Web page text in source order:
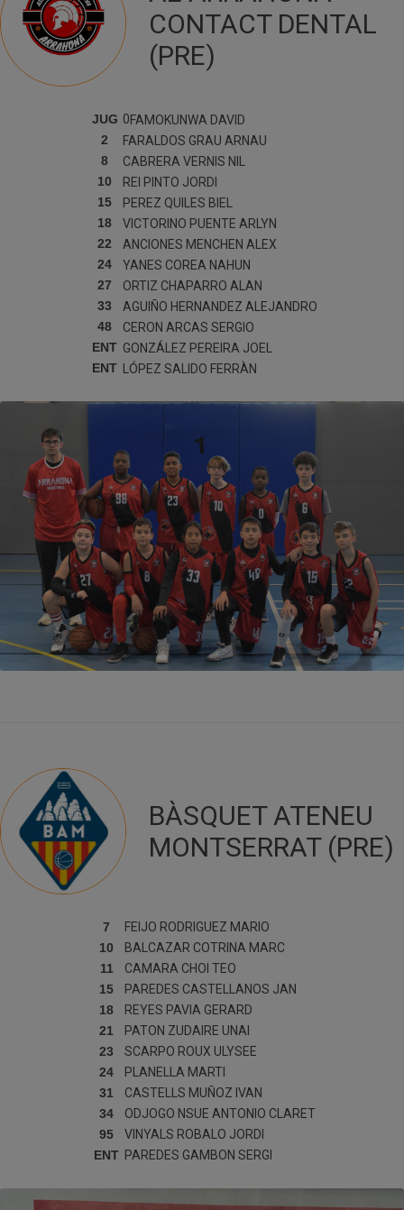
CONTACT DENTAL
(PRE)
JUG 0FAMOKUNWA DAVID
2
FARALDOS GRAU ARNAU
8
CABRERA VERNIS NIL
10
REI PINTO JORDI
15
PEREZ QUILES BIEL
18
VICTORINO PUENTE ARLYN
22
ANCIONES MENCHEN ALEX
24
YANES COREA NAHUN
27
ORTIZ CHAPARRO ALAN
33
AGUIÑO HERNANDEZ ALEJANDRO
48
CERON ARCAS SERGIO
ENT GONZÁLEZ PEREIRA JOEL
ENT
LÓPEZ SALIDO FERRÀN
BÀSQUET ATENEU
MONTSERRAT (PRE)
7 FEIJO RODRIGUEZ MARIO
10
BALCAZAR COTRINA MARC
11
CAMARA CHOI TEO
15
PAREDES CASTELLANOS JAN
18
REYES PAVIA GERARD
21
PATON ZUDAIRE UNAI
23
SCARPO ROUX ULYSEE
24
PLANELLA MARTI
31
CASTELLS MUÑOZ IVAN
34
ODJOGO NSUE ANTONIO CLARET
95
VINYALS ROBALO JORDI
ENT PAREDES GAMBON SERGI